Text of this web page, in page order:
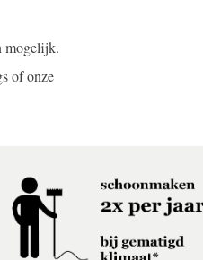
mogelijk.
of onze